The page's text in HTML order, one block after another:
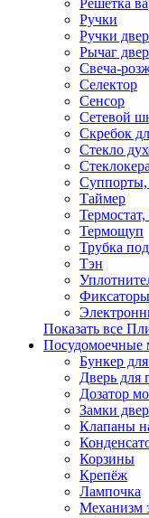
Решетка
Ручки
Ручки
Рычаг
Свеча-
Селектор
Сенсор
Сетевой
Скребок
Стекло
Суппорты,
Таймер
Термощуп
Трубка
Тэн
Показать все
Бункер
Дверь для
Дозатор
Замки
Клапаны
Корзины
Крепёж
Лампочка
Механизм